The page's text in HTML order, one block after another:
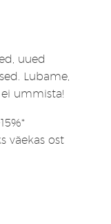
uued
Lubame,
ummista!
väekas ost